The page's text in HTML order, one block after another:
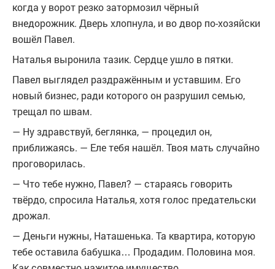
когда у ворот резко затормозил чёрный
внедорожник. Дверь хлопнула, и во двор по-хозяйски
вошёл Павел.
Наталья выронила тазик. Сердце ушло в пятки.
Павел выглядел раздражённым и уставшим. Его
новый бизнес, ради которого он разрушил семью,
трещал по швам.
— Ну здравствуй, беглянка, — процедил он,
приближаясь. — Еле тебя нашёл. Твоя мать случайно
проговорилась.
— Что тебе нужно, Павел? — стараясь говорить
твёрдо, спросила Наталья, хотя голос предательски
дрожал.
— Деньги нужны, Наташенька. Та квартира, которую
тебе оставила бабушка… Продадим. Половина моя.